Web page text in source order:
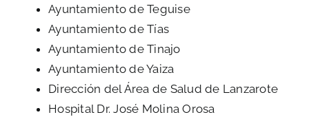
Ayuntamiento de Teguise
Ayuntamiento de Tías
Ayuntamiento de Tinajo
Ayuntamiento de Yaiza
Dirección del Área de Salud de Lanzarote
Hospital Dr. José Molina Orosa